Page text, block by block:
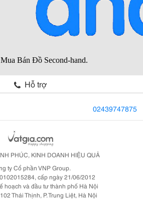
Hỗ trợ
02439747875
PHÚC, KINH DOANH HIỆU QUẢ
ty Cổ phần VNP Group.
cấp ngày 21/06/2012
hoạch và đầu tư thành phố Hà Nội
Thái Thịnh, P. Trung Liệt, Hà Nội